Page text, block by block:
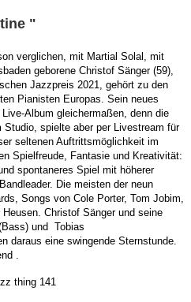
"
verglichen, mit Martial Solal, mit
geborene Christof Sänger (59),
Jazzpreis 2021, gehört zu den
Pianisten Europas. Sein neues
Album gleichermaßen, denn die
spielte aber per Livestream für
seltenen Auftrittsmöglichkeit im
Spielfreude, Fantasie und Kreativität:
spontaneres Spiel mit höherer
Die meisten der neun
Songs von Cole Porter, Tom Jobim,
Christof Sänger und seine
und Tobias
daraus eine swingende Sternstunde.
.
thing 141